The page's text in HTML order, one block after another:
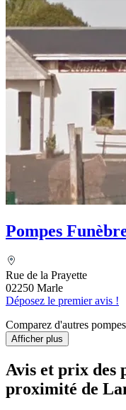
Pompes
Rue de la Prayette
02250 Marle
Déposez le premier avis !
Comparez d'autres
Afficher plus
Avis et prix des
proximité de